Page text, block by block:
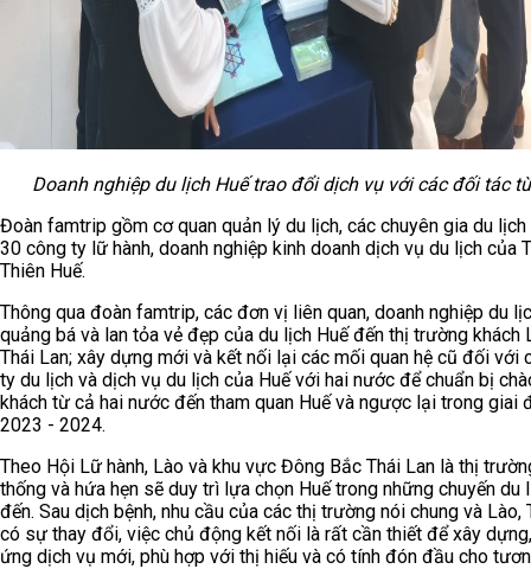
Doanh nghiệp du lịch Huế trao đổi dịch vụ với các đối tác
Đoàn famtrip gồm cơ quan quản lý du lịch, các chuyên gia du lịch
30 công ty lữ hành, doanh nghiệp kinh doanh dịch vụ du lịch của
Thiên Huế.
Thông qua đoàn famtrip, các đơn vị liên quan, doanh nghiệp du
quảng bá và lan tỏa vẻ đẹp của du lịch Huế đến thị trường khách
Thái Lan; xây dựng mới và kết nối lại các mối quan hệ cũ đối với
ty du lịch và dịch vụ du lịch của Huế với hai nước để chuẩn bị
khách từ cả hai nước đến tham quan Huế và ngược lại trong giai
2023 - 2024.
Theo Hội Lữ hành, Lào và khu vực Đông Bắc Thái Lan là thị
thống và hứa hẹn sẽ duy trì lựa chọn Huế trong những chuyến du
đến. Sau dịch bệnh, nhu cầu của các thị trường nói chung và Lào,
có sự thay đổi, việc chủ động kết nối là rất cần thiết để xây
ứng dịch vụ mới, phù hợp với thị hiếu và có tính đón đầu cho